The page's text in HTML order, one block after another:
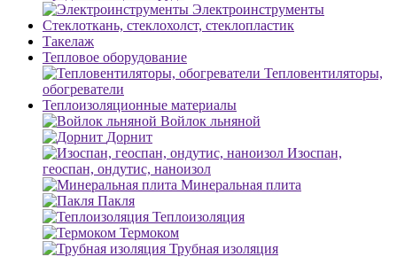
Электроинструменты
Стеклоткань, стеклохолст, стеклопластик
Такелаж
Тепловое оборудование
Тепловентиляторы,
обогреватели
Теплоизоляционные материалы
Войлок льняной
Дорнит
Изоспан,
геоспан, ондутис, наноизол
Минеральная плита
Пакля
Теплоизоляция
Термоком
Трубная изоляция